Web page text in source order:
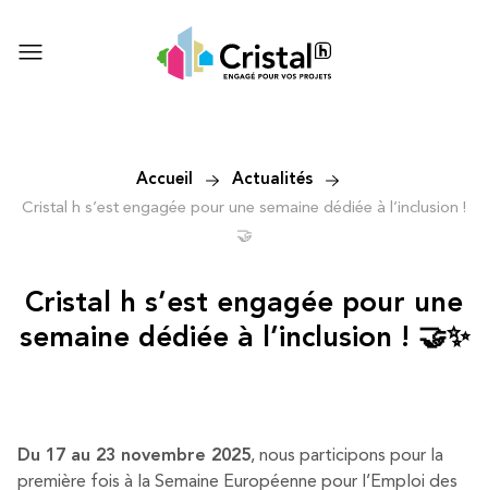
Accueil
Actualités
Cristal h s’est engagée pour une semaine dédiée à l’inclusion !
🤝
Cristal h s’est engagée pour une
semaine dédiée à l’inclusion ! 🤝✨
Du 17 au 23 novembre 2025, nous participons pour la
première fois à la Semaine Européenne pour l’Emploi des